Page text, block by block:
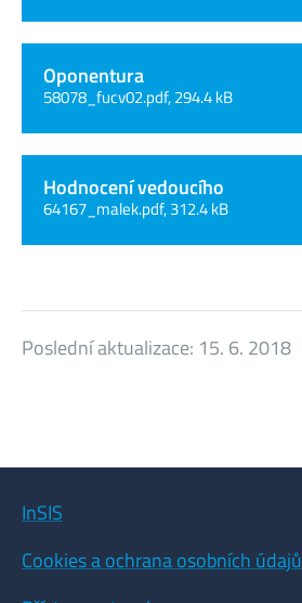
Oponentura
58078_fucv02.pdf, 294.4 kB
Hodnocení vedoucího
64167_malek.pdf, 312.4 kB
Poslední aktualizace: 15. 6. 2018
InSIS
Cookies a ochrana osobních údajů